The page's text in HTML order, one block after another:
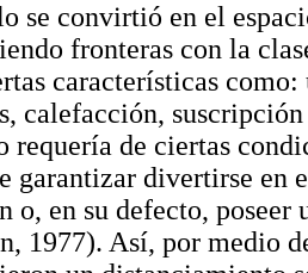
se convirtió en el
fronteras con la
características
calefacción,
requería de ciertas
garantizar divertirse en
o, en su defecto,
1977). Así, por medio